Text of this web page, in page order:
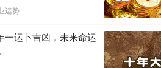
运势
一运卜吉凶，未来命运